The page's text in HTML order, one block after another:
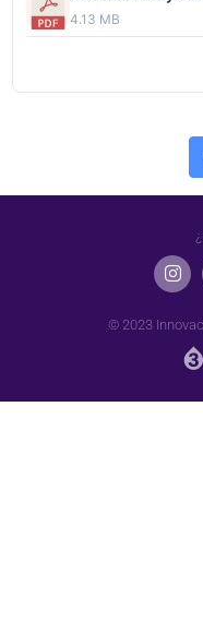
4.13 MB
© 2023